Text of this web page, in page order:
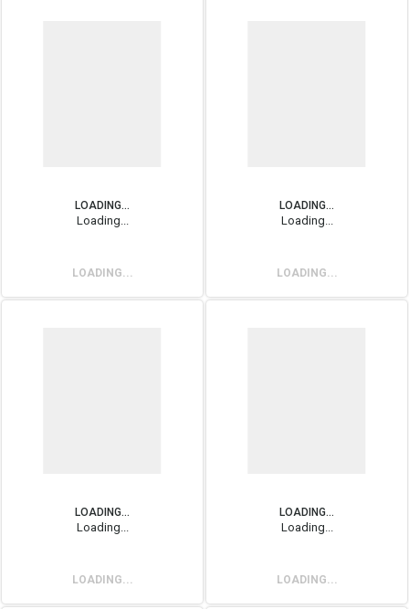
LOADING...
Loading...
LOADING...
LOADING...
Loading...
LOADING...
LOADING...
Loading...
LOADING...
LOADING...
Loading...
LOADING...